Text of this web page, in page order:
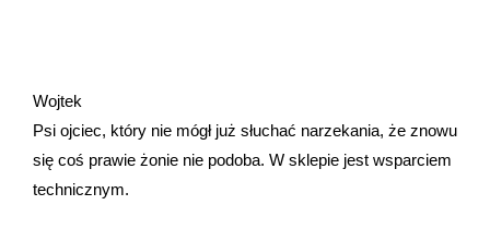
Wojtek
Psi ojciec, który nie mógł już słuchać narzekania, że znowu
się coś prawie żonie nie podoba. W sklepie jest wsparciem
technicznym.